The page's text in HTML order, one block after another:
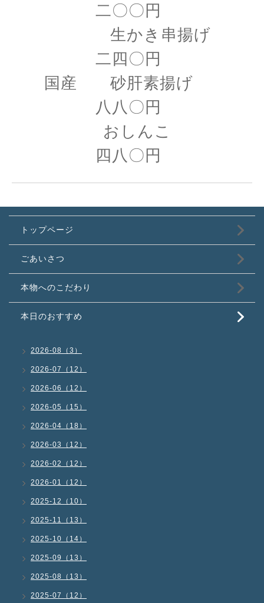
二〇〇円
生かき串揚げ
二四〇円
国産 砂肝素揚げ
八八〇円
おしんこ
四八〇円
トップページ
ごあいさつ
本物へのこだわり
本日のおすすめ
2026-08（3）
2026-07（12）
2026-06（12）
2026-05（15）
2026-04（18）
2026-03（12）
2026-02（12）
2026-01（12）
2025-12（10）
2025-11（13）
2025-10（14）
2025-09（13）
2025-08（13）
2025-07（12）